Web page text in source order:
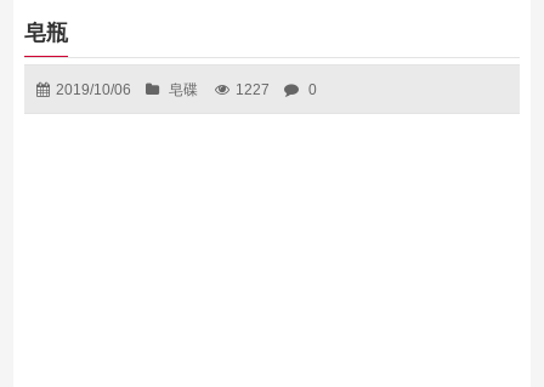
皂瓶
2019/10/06 皂碟 1227 0